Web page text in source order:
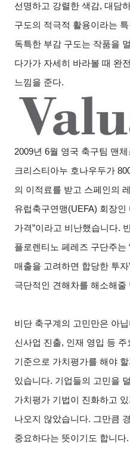
선명하고 강렬한 색감, 대담
구도의 적극적 활용이라는
독특한 부감 구도는 작품을
다가가 자세히 바라볼 때 완
느낌을 준다.
2009년 6월 영국 축구팀 맨
크리스티아누 호나우두가
의 이적료를 받고 스페인의
유럽축구연맹(UEFA) 회장인
가격”이라고 비난했습니다.
플로렌티노 페레즈 구단주는
매출을 고려하면 합당한 투자
극단적인 견해차를 해소해줄
비단 축구계의 고민만은 아
신사업 진출, 인재 영입 등
기준으로 가치평가를 해야
있습니다. 기업들의 고민을
가치평가 기법이 진화하고
나오지 않았습니다. 그만큼
중요하다는 뜻이기도 합니다.